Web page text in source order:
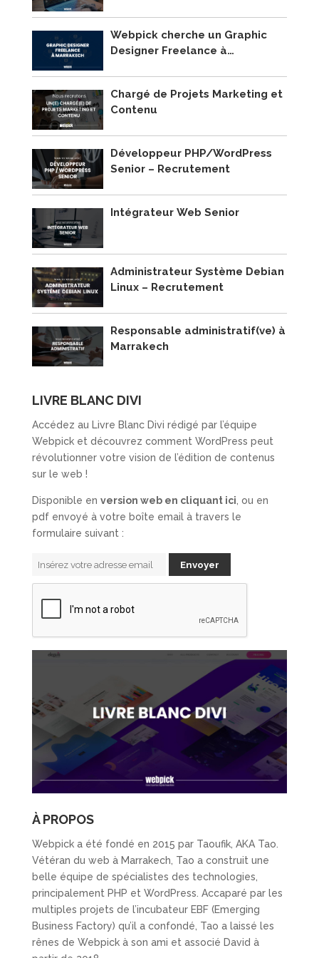
Webpick cherche un Graphic
Designer Freelance à
Chargé de Projets Marketing et
Contenu
Développeur PHP/WordPress
Senior – Recrutement
Intégrateur Web Senior
Administrateur Système Debian
Linux – Recrutement
Responsable administratif(ve) à
Marrakech
LIVRE BLANC DIVI
Accédez au Livre Blanc Divi rédigé par l’équipe
Webpick et découvrez comment WordPress peut
révolutionner votre vision de l’édition de contenus
sur le web !
Disponible en version web en cliquant ici , ou en
pdf envoyé à votre boîte email à travers le
formulaire suivant :
À PROPOS
Webpick a été fondé en 2015 par Taoufik, AKA Tao.
Vétéran du web à Marrakech, Tao a construit une
belle équipe de spécialistes des technologies,
principalement PHP et WordPress. Accaparé par les
multiples projets de l’incubateur EBF (Emerging
Business Factory) qu’il a confondé, Tao a laissé les
rênes de Webpick à son ami et associé David à